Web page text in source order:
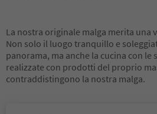
La nostra originale malga merita una
Non solo il luogo tranquillo e
panorama, ma anche la cucina con
realizzate con prodotti del proprio
contraddistingono la nostra malga.